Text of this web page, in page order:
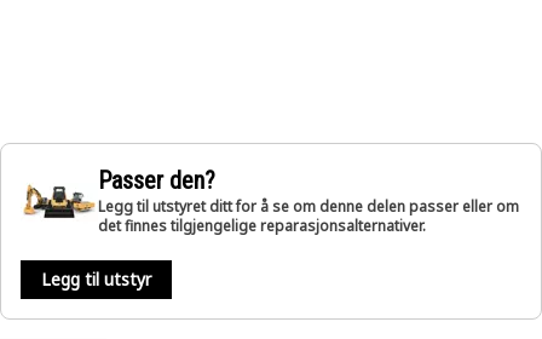
Passer den?
Legg til utstyret ditt for å se om denne delen passer eller om
det finnes tilgjengelige reparasjonsalternativer.
Legg til utstyr